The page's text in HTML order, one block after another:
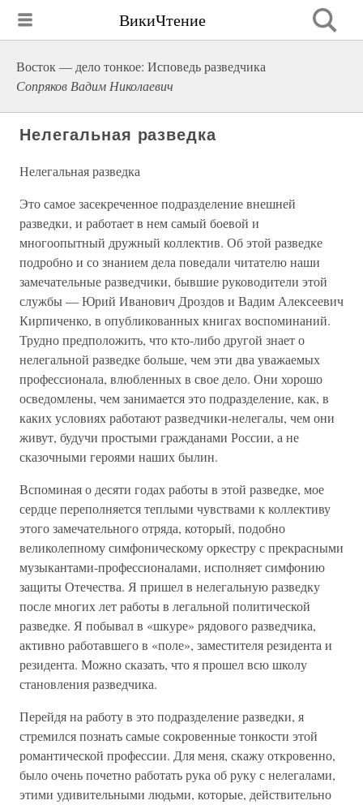
ВикиЧтение
Восток — дело тонкое: Исповедь разведчика
Сопряков Вадим Николаевич
Нелегальная разведка
Нелегальная разведка
Это самое засекреченное подразделение внешней
разведки, и работает в нем самый боевой и
многоопытный дружный коллектив. Об этой разведке
подробно и со знанием дела поведали читателю наши
замечательные разведчики, бывшие руководители этой
службы — Юрий Иванович Дроздов и Вадим Алексеевич
Кирпиченко, в опубликованных книгах воспоминаний.
Трудно предположить, что кто-либо другой знает о
нелегальной разведке больше, чем эти два уважаемых
профессионала, влюбленных в свое дело. Они хорошо
осведомлены, чем занимается это подразделение, как, в
каких условиях работают разведчики-нелегалы, чем они
живут, будучи простыми гражданами России, а не
сказочными героями наших былин.
Вспоминая о десяти годах работы в этой разведке, мое
сердце переполняется теплыми чувствами к коллективу
этого замечательного отряда, который, подобно
великолепному симфоническому оркестру с прекрасными
музыкантами-профессионалами, исполняет симфонию
защиты Отечества. Я пришел в нелегальную разведку
после многих лет работы в легальной политической
разведке. Я побывал в «шкуре» рядового разведчика,
активно работавшего в «поле», заместителя резидента и
резидента. Можно сказать, что я прошел всю школу
становления разведчика.
Перейдя на работу в это подразделение разведки, я
стремился познать самые сокровенные тонкости этой
романтической профессии. Для меня, скажу откровенно,
было очень почетно работать рука об руку с нелегалами,
этими удивительными людьми, которые, действительно